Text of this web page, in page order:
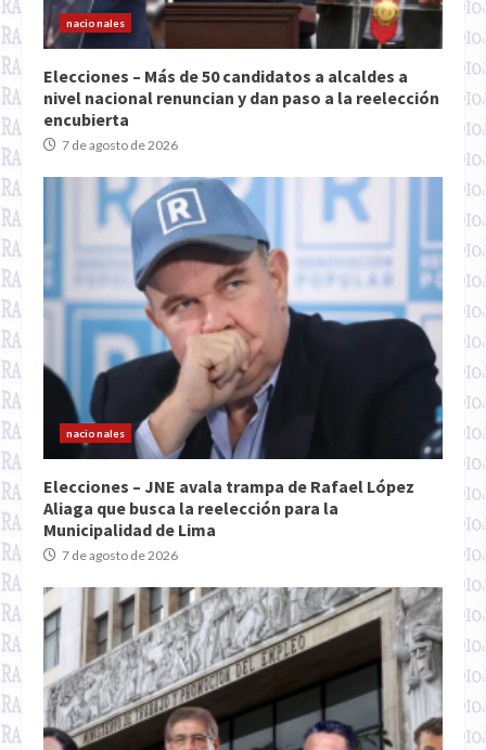
nacionales
Elecciones – Más de 50 candidatos a alcaldes a
nivel nacional renuncian y dan paso a la reelección
encubierta
7 de agosto de 2026
nacionales
Elecciones – JNE avala trampa de Rafael López
Aliaga que busca la reelección para la
Municipalidad de Lima
7 de agosto de 2026